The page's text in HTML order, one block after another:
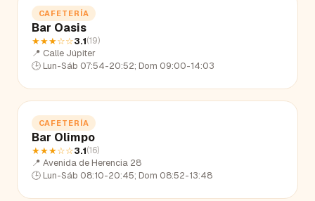
CAFETERÍA
Bar Oasis
★★★☆☆3.1(19)
📍 Calle Júpiter
🕒 Lun-Sáb 07:54-20:52; Dom 09:00-14:03
CAFETERÍA
Bar Olimpo
★★★☆☆3.1(16)
📍 Avenida de Herencia 28
🕒 Lun-Sáb 08:10-20:45; Dom 08:52-13:48